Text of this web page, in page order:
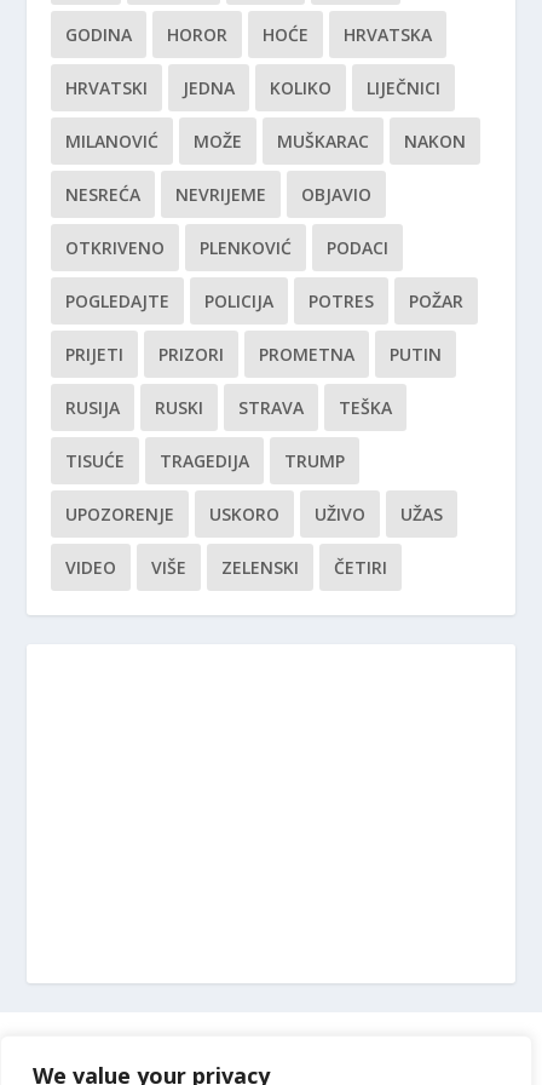
We value your privacy
GODINA HOROR HOĆE HRVATSKA
HRVATSKI JEDNA KOLIKO LIJEČNICI
MILANOVIĆ MOŽE MUŠKARAC NAKON
NESREĆA NEVRIJEME OBJAVIO
OTKRIVENO PLENKOVIĆ PODACI
POGLEDAJTE POLICIJA POTRES POŽAR
PRIJETI PRIZORI PROMETNA PUTIN
RUSIJA RUSKI STRAVA TEŠKA
TISUĆE TRAGEDIJA TRUMP
UPOZORENJE USKORO UŽIVO UŽAS
VIDEO VIŠE ZELENSKI ČETIRI